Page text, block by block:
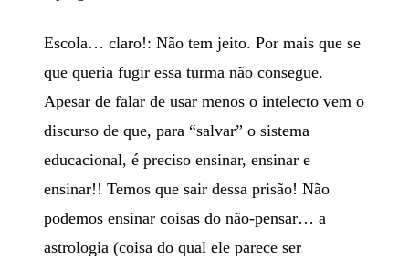
Escola… claro!: Não tem jeito. Por mais que se
que queria fugir essa turma não consegue.
Apesar de falar de usar menos o intelecto vem o
discurso de que, para “salvar” o sistema
educacional, é preciso ensinar, ensinar e
ensinar!! Temos que sair dessa prisão! Não
podemos ensinar coisas do não-pensar… a
astrologia (coisa do qual ele parece ser